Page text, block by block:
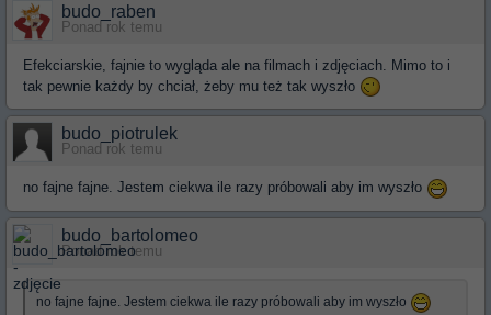
budo_raben
Ponad rok temu
Efekciarskie, fajnie to wygląda ale na filmach i zdjęciach. Mimo to i
tak pewnie każdy by chciał, żeby mu też tak wyszło
budo_piotrulek
Ponad rok temu
no fajne fajne. Jestem ciekwa ile razy próbowali aby im wyszło
budo_bartolomeo
Ponad rok temu
no fajne fajne. Jestem ciekwa ile razy próbowali aby im wyszło